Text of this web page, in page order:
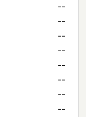
--
--
--
--
--
--
--
--